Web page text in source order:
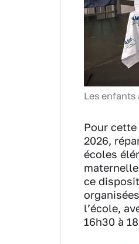
Les enfants
Pour
2026,
écoles
ce
l’école,
16h30 à